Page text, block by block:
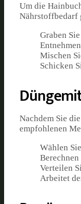
Um die
Nährstoffbedarf
Graben
Mischen
Schicken
Nachdem Sie
empfohlenen
Wählen
Verteilen
Arbeitet